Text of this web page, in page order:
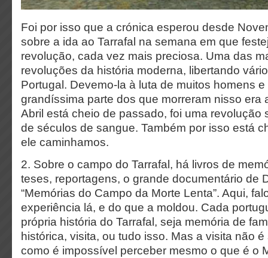
Foi por isso que a crónica esperou desde
sobre a ida ao Tarrafal na semana em que
revolução, cada vez mais preciosa. Uma das
revoluções da história moderna, libertando
Portugal. Devemo-la à luta de muitos homens
grandíssima parte dos que morreram nisso era
Abril está cheio de passado, foi uma revolução
de séculos de sangue. Também por isso está
ele caminhamos.
2. Sobre o campo do Tarrafal, há livros de
teses, reportagens, o grande documentário de
“Memórias do Campo da Morte Lenta”. Aqui,
experiência lá, e do que a moldou. Cada
própria história do Tarrafal, seja memória de
histórica, visita, ou tudo isso. Mas a visita não
como é impossível perceber mesmo o que é o